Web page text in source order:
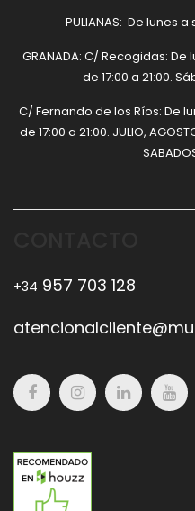
PULIANAS: De lunes
GRANADA: C/ Recogidas: De
de 17:00 a 21:00.
C/ Fernando de los Ríos: De
de 17:00 a 21:00. JULIO,
+34 957 703 128